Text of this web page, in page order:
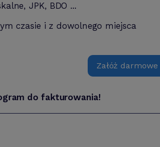
JPK, BDO ...
czasie i z dowolnego miejsca
Załóż
do fakturowania!